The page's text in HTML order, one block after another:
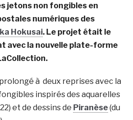
jetons non fongibles en
numériques des
Hokusai. Le projet était le
avec la nouvelle plate-forme
à deux reprises avec la
inspirés des aquarelles
et de dessins de Piranèse(du